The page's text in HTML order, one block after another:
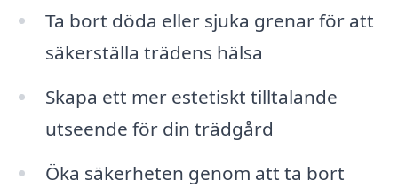
Ta bort döda eller sjuka grenar för att
säkerställa trädens hälsa
Skapa ett mer estetiskt tilltalande
utseende för din trädgård
Öka säkerheten genom att ta bort